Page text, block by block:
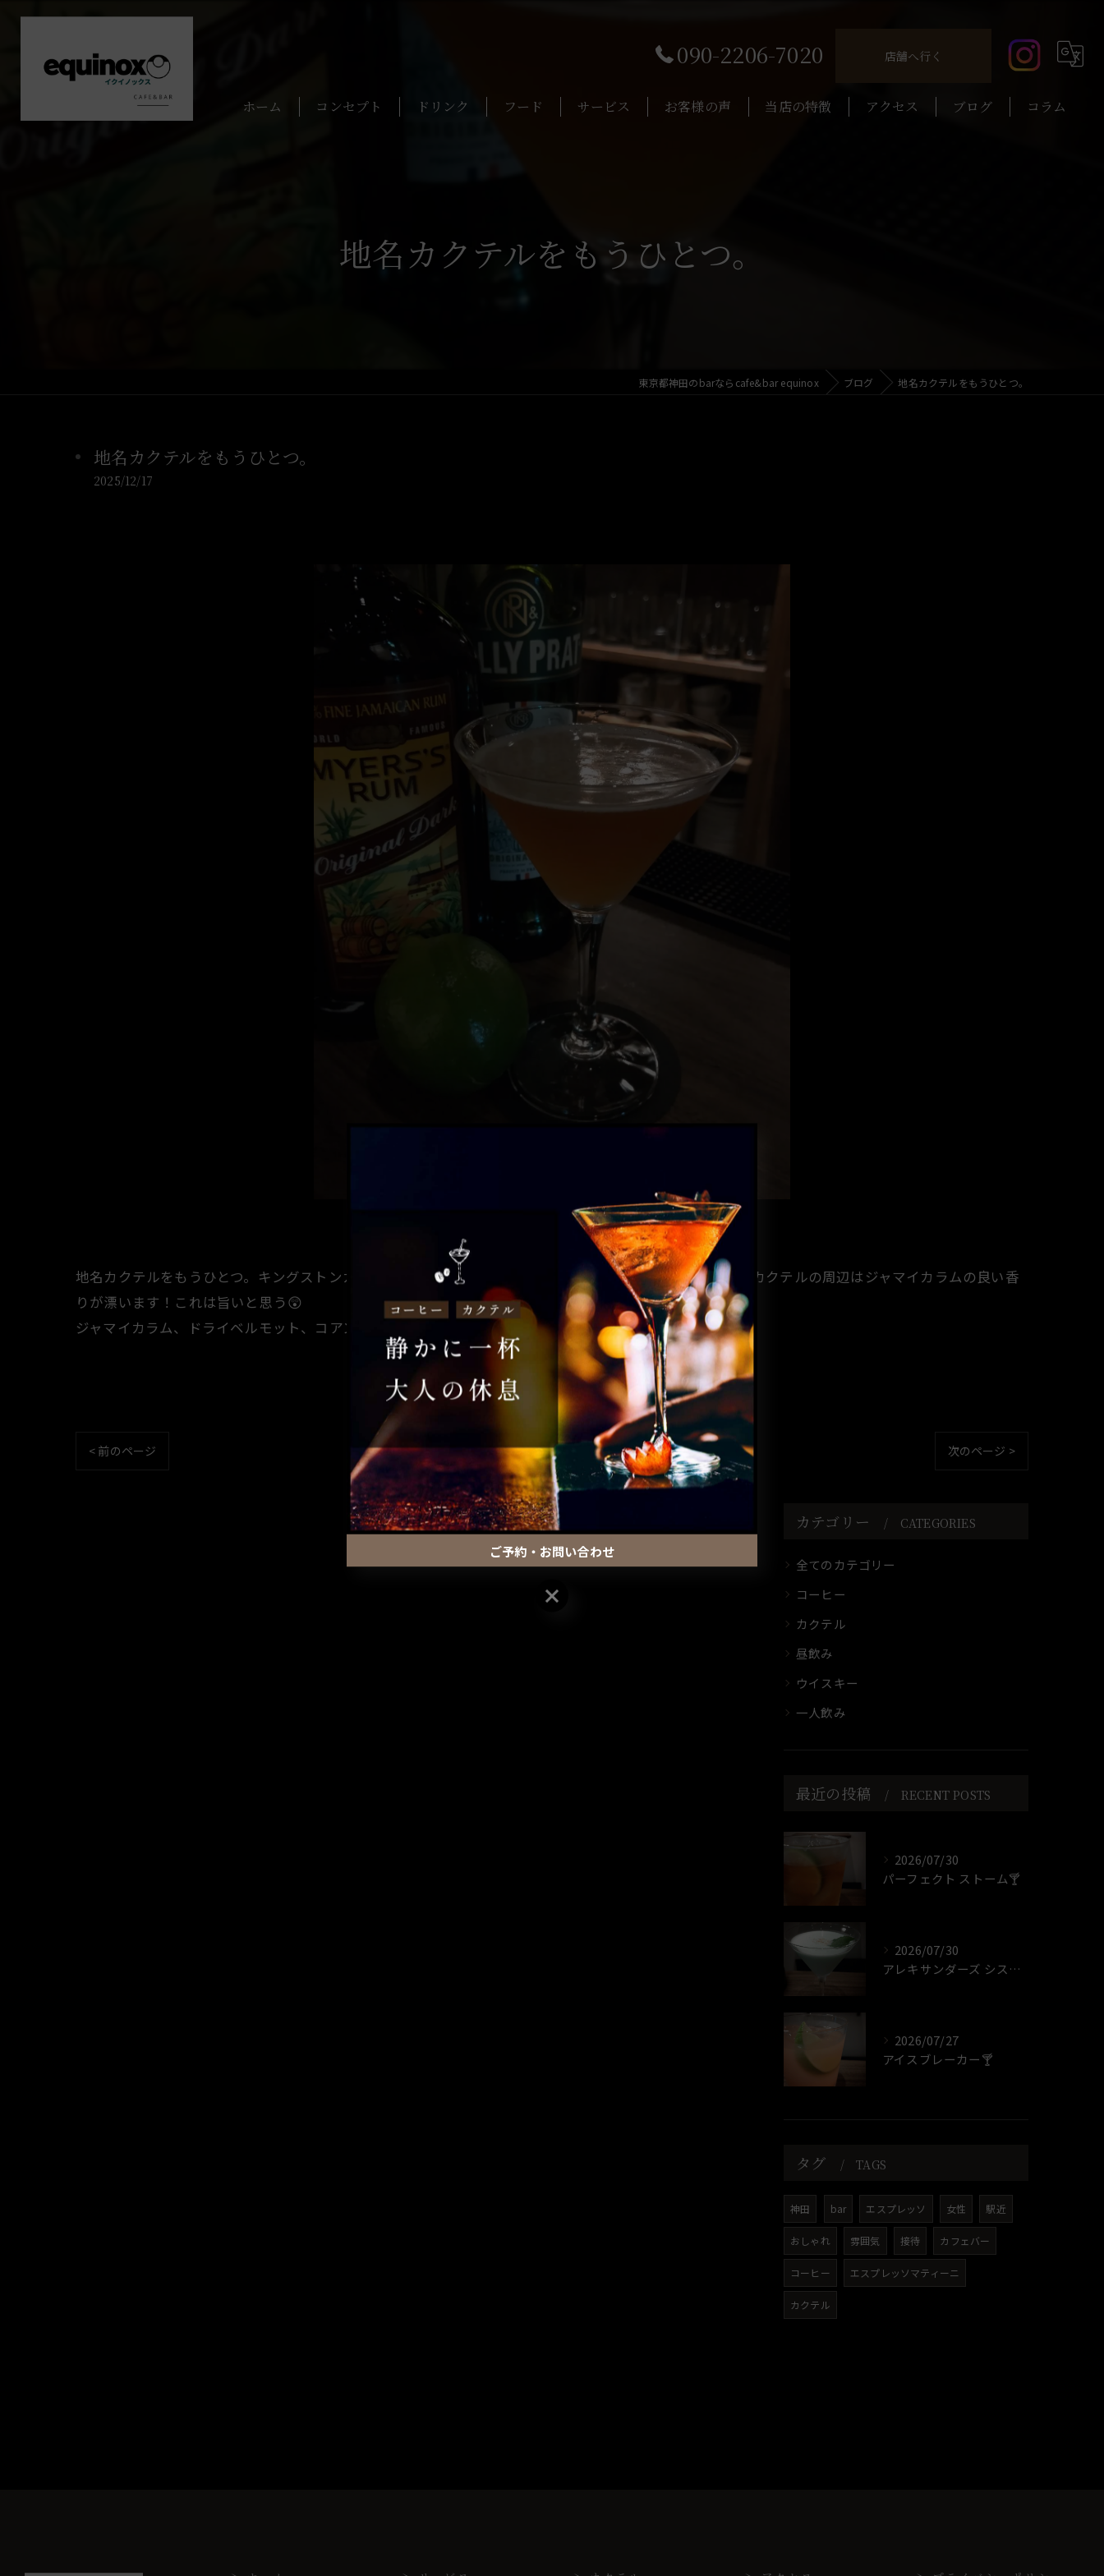
090-2206-7020 店舗へ行く
ホーム コンセプト ドリンク フード サービス お客様の声 当店の特徴 アクセス ブログ コラム
地名カクテルをもうひとつ。
東京都神田のbarならcafe&bar equinox ブログ 地名カクテルをもうひとつ。
地名カクテルをもうひとつ。
2025/12/17
地名カクテルをもうひとつ。キングストンカクテル🍸️1930年代に誕生したそうです。とにかく出来上がったカクテルの周辺はジャマイカラムの良い香
りが漂います！これは旨いと思う😲
ジャマイカラム、ドライベルモット、コアントロー、ライムジュースをシェイク🍸️
< 前のページ 一覧に戻る 次のページ >
カテゴリー CATEGORIES
全てのカテゴリー
コーヒー
カクテル
昼飲み
ウイスキー
一人飲み
最近の投稿 RECENT POSTS
2026/07/30
パーフェクト ストーム🍸️
2026/07/30
アレキサンダーズ シスター🍸️
2026/07/27
アイスブレーカー🍸️
タグ TAGS
神田 bar エスプレッソ 女性 駅近
おしゃれ 雰囲気 接待 カフェバー
コーヒー エスプレッソマティーニ
カクテル
ご予約・お問い合わせ
ご予約・お問い合わせ